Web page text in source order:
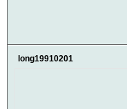
long19910201